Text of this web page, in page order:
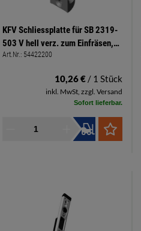
KFV Schliessplatte für SB 2319-
503 V hell verz. zum Einfräsen,
für 20 mm Stulp (Schließbolzen)
Art.Nr.: 54422200
10,26 € / 1 Stück
inkl. MwSt, zzgl. Versand
Sofort lieferbar.